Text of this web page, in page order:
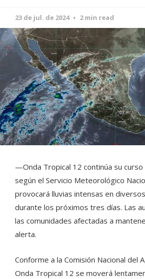
23 de jul. de 2024 2 min read
—Onda Tropical 12 continúa su
según el Servicio Meteorológico
provocará lluvias intensas en
durante los próximos tres días. Las
las comunidades afectadas a
alerta.
Conforme a la Comisión Nacional del
Onda Tropical 12 se moverá